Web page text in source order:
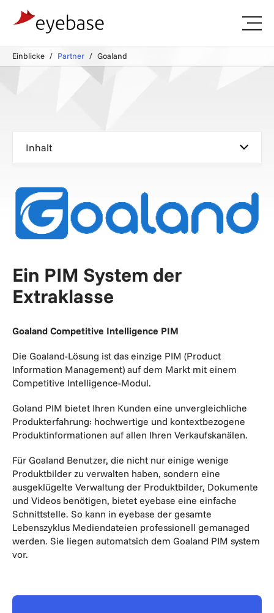
Einblicke Partner Goaland
Ein PIM System der
Extraklasse
Goaland Competitive Intelligence PIM
Die Goaland-Lösung ist das einzige PIM (Product
Information Management) auf dem Markt mit einem
Competitive Intelligence-Modul.
Goland PIM bietet Ihren Kunden eine unvergleichliche
Produkterfahrung: hochwertige und kontextbezogene
Produktinformationen auf allen Ihren Verkaufskanälen.
Für Goaland Benutzer, die nicht nur einige wenige
Produktbilder zu verwalten haben, sondern eine
ausgeklügelte Verwaltung der Produktbilder, Dokumente
und Videos benötigen, bietet eyebase eine einfache
Schnittstelle. So kann in eyebase der gesamte
Lebenszyklus Mediendateien professionell gemanaged
werden. Sie liegen automatsich dem Goaland PIM system
vor.
Inhalt